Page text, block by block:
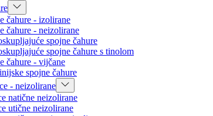
čahure - izolirane
čahure - neizolirane
spojne čahure
spojne čahure s tinolom
čahure - vijčane
spojne čahure
- neizolirane
natične neizolirane
utične neizolirane